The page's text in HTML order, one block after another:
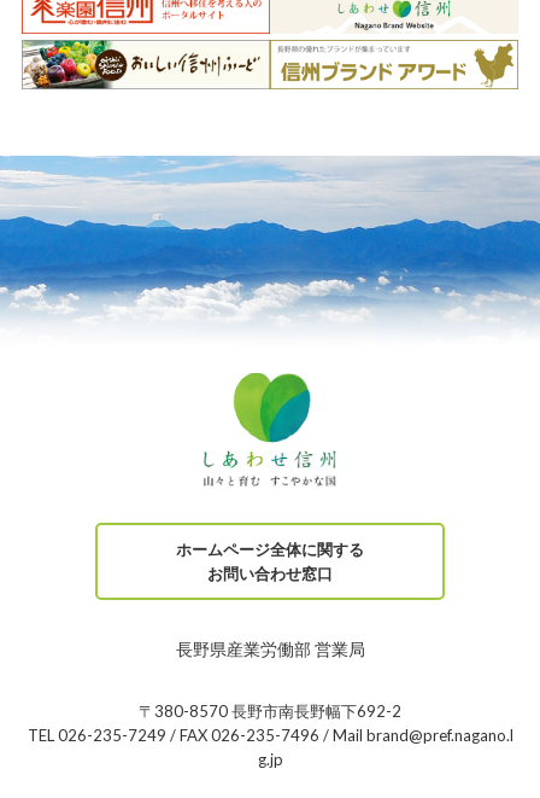
ホームページ全体に関する
お問い合わせ窓口
長野県産業労働部 営業局
〒380-8570 長野市南長野幅下692-2
TEL 026-235-7249 / FAX 026-235-7496 / Mail brand@pref.nagano.l
g.jp